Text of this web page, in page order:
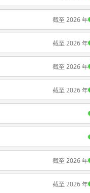
截至 2026 年
截至 2026 年
截至 2026 年
截至 2026 年
截至 2026 年
截至 2026 年